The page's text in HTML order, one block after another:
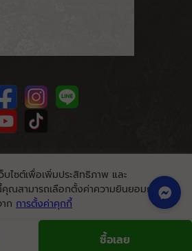
ซื้อเลย
Reserved.
ไซต์เพื่อเพิ่มประสิทธิภาพ และ
สามารถเลือกตั้งค่าความยินยอมการใช้
ก การตั้งค่าคุกกี้
นโยบายคุกกี้